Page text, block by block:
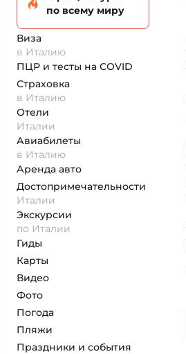
по всему миру
Виза
в Италию
ПЦР и тесты на COVID
Страховка
в Италию
Отели
Италии
Авиабилеты
в Италию
Аренда авто
Достопримеча­тельности
Италии
Экскурсии
по Италии
Гиды
Карты
Видео
Фото
Погода
Пляжи
Праздники и события